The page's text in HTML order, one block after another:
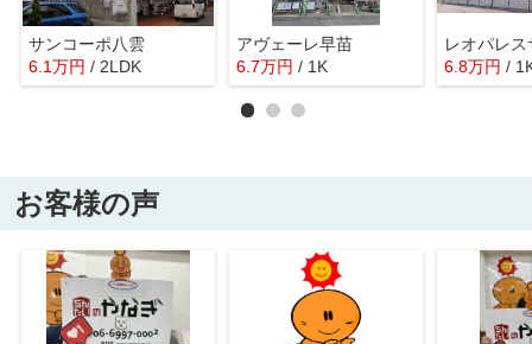
サンコーポ八雲
6.1万円 / 2LDK
アヴェーレ早苗
6.7万円 / 1K
レオパレ
6.8万円 /
お客様の声